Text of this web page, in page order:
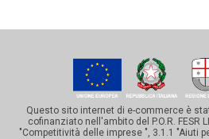
Questo sito internet di e-commerce è
cofinanziato nell'ambito del P.O.R. FESR
"Competitività delle imprese ", 3.1.1 "Aiuti